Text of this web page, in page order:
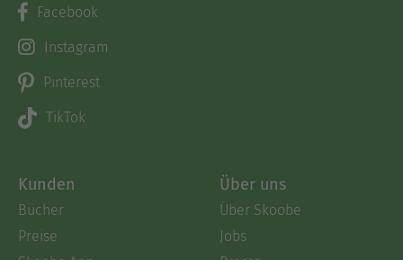
Facebook
Instagram
Pinterest
TikTok
Kunden
Bücher
Preise
Über uns
Über Skoobe
Jobs